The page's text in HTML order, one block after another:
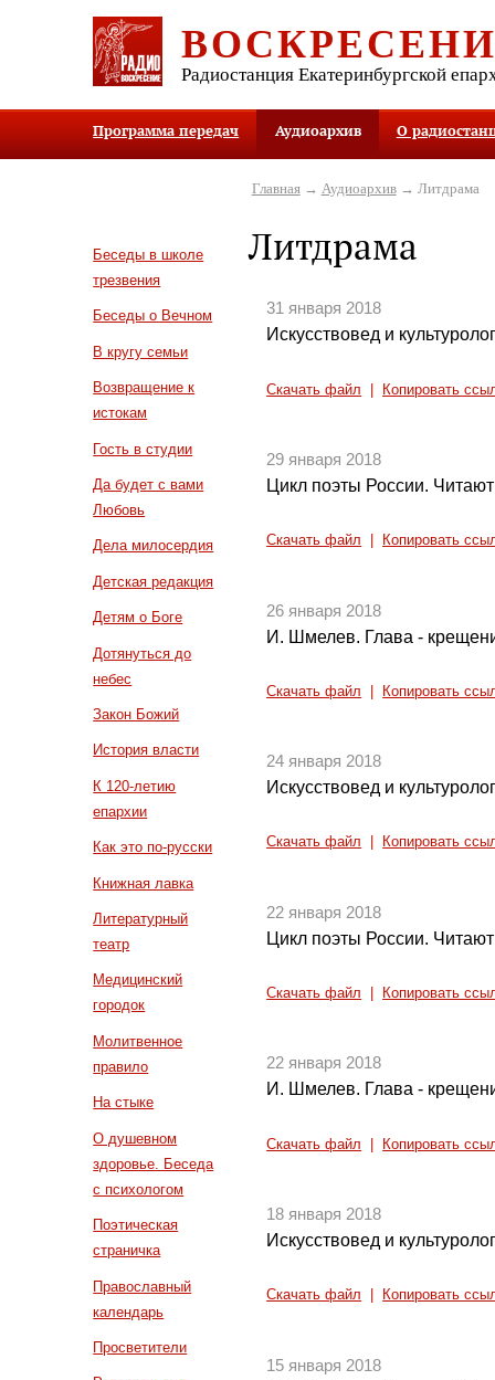
Радиостанция Екатеринбургской
Программа передач Аудиоархив О
Беседы в школе
трезвения
Беседы о Вечном
В кругу семьи
Возвращение к
истокам
Гость в студии
Да будет с вами
Любовь
Дела милосердия
Детская редакция
Детям о Боге
Дотянуться до
небес
Закон Божий
История власти
К 120-летию
епархии
Как это по-русски
Книжная лавка
Литературный
театр
Медицинский
городок
Молитвенное
правило
На стыке
О душевном
здоровье. Беседа
с психологом
Поэтическая
страничка
Православный
календарь
Просветители
Главная→ Аудиоархив→ Литдрама
Литдрама
31 января 2018
Искусствовед и
Скачать файл Копировать
29 января 2018
Цикл поэты России.
Скачать файл Копировать
26 января 2018
И. Шмелев. Глава -
Скачать файл Копировать
24 января 2018
Искусствовед и
Скачать файл Копировать
22 января 2018
Цикл поэты России.
Скачать файл Копировать
22 января 2018
И. Шмелев. Глава -
Скачать файл Копировать
18 января 2018
Искусствовед и
Скачать файл Копировать
15 января 2018